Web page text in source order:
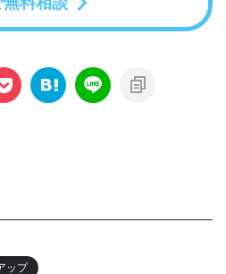
ップ